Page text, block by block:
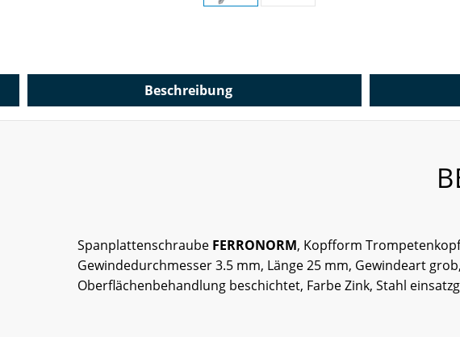
Beschreibung
Spanplattenschraube FERRONORM, Kopfform
Gewindedurchmesser 3.5 mm, Länge 25 mm, Gewindeart
Oberflächenbehandlung beschichtet, Farbe Zink, Stahl